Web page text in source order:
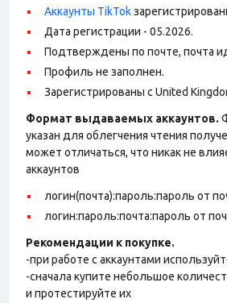
Аккаунты TikTok
Дата регистрации - 05.2026.
Подтверждены по почте, почта
Профиль не заполнен.
Зарегистрированы с United
Формат выдаваемых аккаунтов.
указан для облегчения чтения
может отличаться, что никак не
аккаунтов
логин(почта):пароль:пароль от
логин:пароль:почта:пароль от
Рекомендации к покупке.
-при работе с аккаунтами
-сначала купите небольшое
и протестируйте их